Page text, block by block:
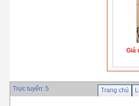
Giá
Trực tuyến: 5 Trang chủ